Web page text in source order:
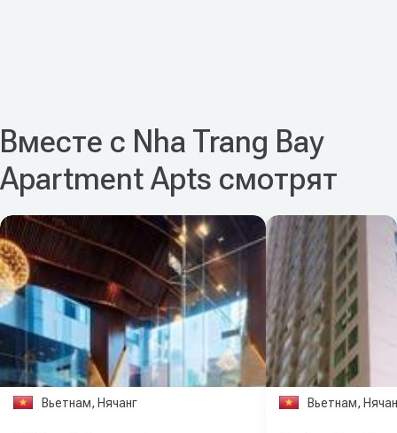
Вместе с Nha Trang Bay
Apartment Apts смотрят
Вьетнам, Нячанг Вьетнам,